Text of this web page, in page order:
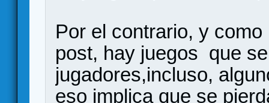
Por el contrario, y
post, hay juegos que
jugadores,incluso,
eso implica que se